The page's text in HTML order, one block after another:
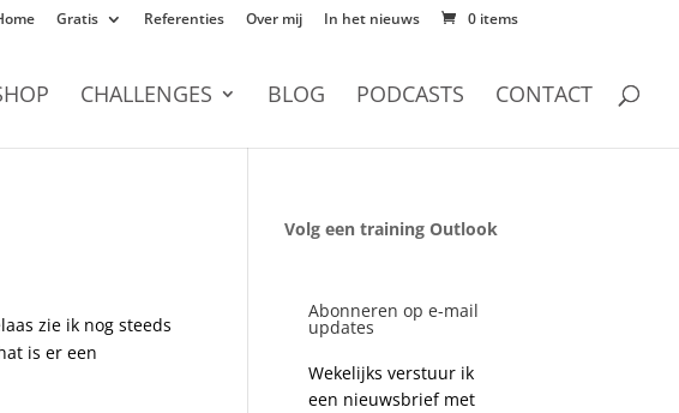
Gratis Referenties Over mij In het nieuws 0 items
CHALLENGES BLOG PODCASTS CONTACT
zie ik nog steeds
is er een
Volg een training Outlook
Abonneren op e-mail
updates
Wekelijks verstuur ik
een nieuwsbrief met